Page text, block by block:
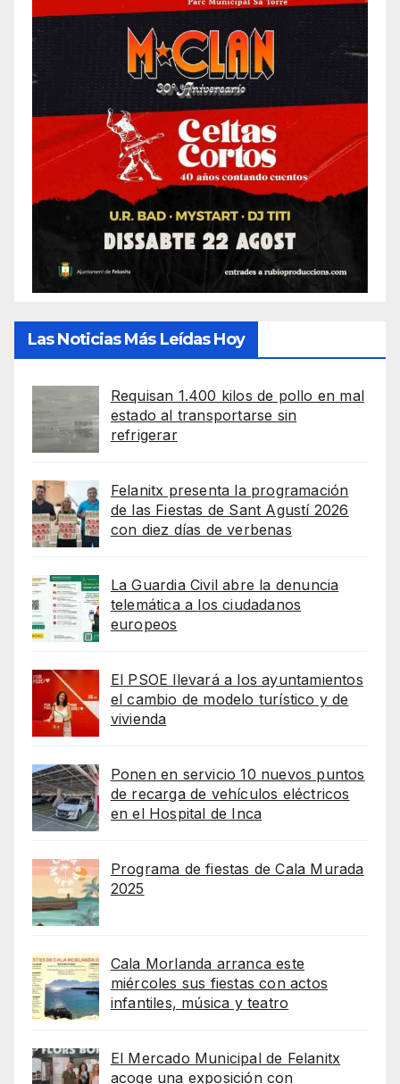
Las Noticias Más Leídas Hoy
Requisan 1.400 kilos de pollo en mal
estado al transportarse sin
refrigerar
Felanitx presenta la programación
de las Fiestas de Sant Agustí 2026
con diez días de verbenas
La Guardia Civil abre la denuncia
telemática a los ciudadanos
europeos
El PSOE llevará a los ayuntamientos
el cambio de modelo turístico y de
vivienda
Ponen en servicio 10 nuevos puntos
de recarga de vehículos eléctricos
en el Hospital de Inca
Programa de fiestas de Cala Murada
2025
Cala Morlanda arranca este
miércoles sus fiestas con actos
infantiles, música y teatro
El Mercado Municipal de Felanitx
acoge una exposición con